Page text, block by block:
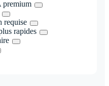
premium
requise
rapides